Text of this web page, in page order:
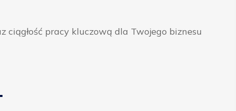
pracy kluczową dla Twojego biznesu